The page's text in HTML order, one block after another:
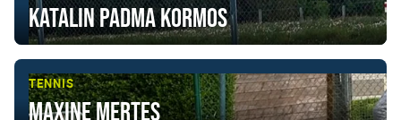
Katalin Padma Kormos
TENNIS
Maxine Mertes